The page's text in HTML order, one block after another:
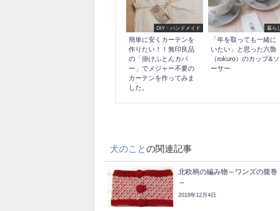
DIY・ハンドメイド
簡単に安くカーテンを
作りたい！！無印良品
の「掛けふとんカバ
ー」でメジャー不要の
カーテンを作ってみま
した。
暮らし
「年を取っても一緒に
いたい」と思った六魯
（rokuro）のカップ&ソ
ーサー
犬のことの関連記事
北欧柄の編み物～ワンズの腹巻
～
2018年12月4日